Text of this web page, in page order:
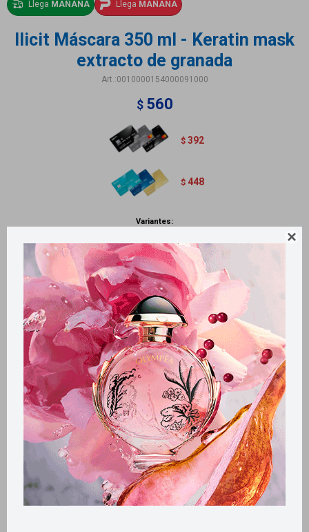

Llega MAÑANA Llega MAÑANA
Ilicit Máscara 350 ml - Keratin mask
extracto de granada
0010000154000091000
$ 560
$ 392
$ 448
Variantes:
Métodos y costos de envío
Retiros gratuitos en tiendas
Productos que te pueden interesar